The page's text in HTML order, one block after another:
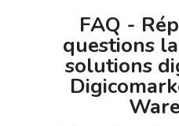
FAQ -
questions
solutions